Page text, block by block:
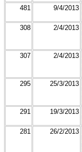
481 9/4/2013
308 2/4/2013
307 2/4/2013
295 25/3/2013
291 19/3/2013
281 26/2/2013